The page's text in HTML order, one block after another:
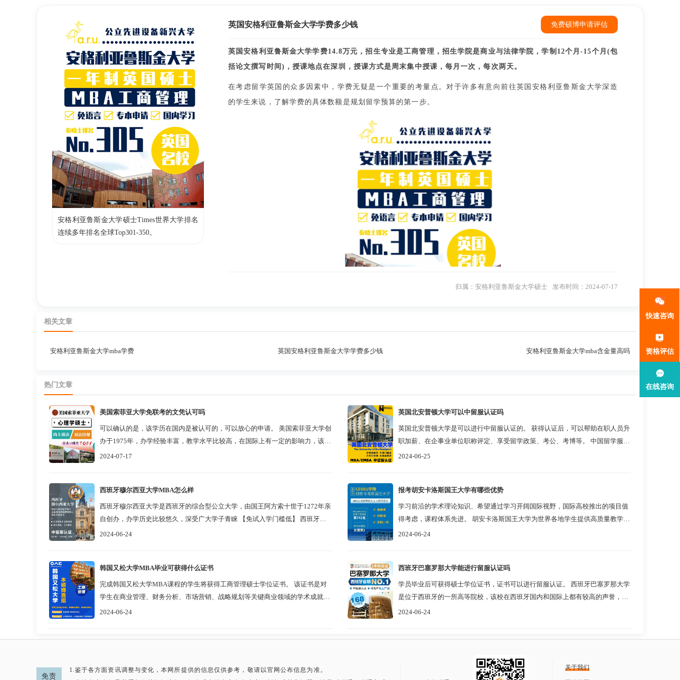
英国安格利亚鲁斯金大学学费多少钱 免费硕博申请评估
英国安格利亚鲁斯金大学学费14.8万元，招生专业是工商管理，招生学院是商业与法律学院，学制12个月-15个月(包
括论文撰写时间)，授课地点在深圳，授课方式是周末集中授课，每月一次，每次两天。
在考虑留学英国的众多因素中，学费无疑是一个重要的考量点。对于许多有意向前往英国安格利亚鲁斯金大学深造
的学生来说，了解学费的具体数额是规划留学预算的第一步。
较大数额的现金可能会存在一定的安全风险，具体缴费地点以院校通知为准。
2、信用卡：学生可以使用信用卡进行学费支付。信用卡支付通常快捷方便，大部分主流信用卡品牌都被接受。信用
卡支付还可能为学生提供额外的消费保护。
3、教育分期：为了帮助学生减轻经济压力，剑桥安格利亚鲁斯金大学可能提供教育分期付款服务。学生可以选择将
4、银行转账汇款：学生还可以通过银行转账的方式支付学费。这种方式需要学生提供转账的收据作为缴费凭证，以
确保学校能够及时准确地记录学生的缴费情况。
其他费用
1、额外费用：除了学费之外，学生可能还需要支付一些与学习相关的额外费用，例如书本费、材料费，或者参加短
2、生活费用：留学的另一项主要费用是生活费用，包括住宿、餐饮、旅行和通信等。
3、奖学金资助：该校还为国际学生提供了一系列的奖学金机会，以帮助他们减轻经济负担，具体的奖学金申请条件
发布时间：2024-07-17
归属： 安格利亚鲁斯金大学硕士
安格利亚鲁斯金大学硕士Times世界大学排名
连续多年排名全球Top301-350。
相关文章
安格利亚鲁斯金大学mba学费 英国安格利亚鲁斯金大学学费多少钱 安格利亚鲁斯金大学mba含金量高吗
热门文章
美国索菲亚大学免联考的文凭认可吗
可以确认的是，该学历在国内是被认可的，可以放心的申请。 美国索菲亚大学创
办于1975年，办学经验丰富，教学水平比较高，在国际上有一定的影响力，该校
推出的国际硕士采用审核制入学，免...
2024-07-17
英国北安普顿大学可以中留服认证吗
英国北安普顿大学是可以进行中留服认证的。 获得认证后，可以帮助在职人员升
职加薪、在企事业单位职称评定、享受留学政策、考公、考博等。 中国留学服务
中心（简称中留服）是教育部直属事...
2024-06-25
西班牙穆尔西亚大学MBA怎么样
西班牙穆尔西亚大学是西班牙的综合型公立大学，由国王阿方索十世于1272年亲
自创办，办学历史比较悠久，深受广大学子青睐 【免试入学门槛低】 西班牙穆
尔西亚大学MBA的报考方式...
2024-06-24
报考胡安卡洛斯国王大学有哪些优势
学习前沿的学术理论知识、希望通过学习开阔国际视野，国际高校推出的项目值
得考虑，课程体系先进。 胡安卡洛斯国王大学为世界各地学生提供高质量教学项
目，共享庞大的校友资源。 胡安卡洛...
2024-06-24
韩国又松大学MBA毕业可获得什么证书
完成韩国又松大学MBA课程的学生将获得工商管理硕士学位证书。 该证书是对
学生在商业管理、财务分析、市场营销、战略规划等关键商业领域的学术成就的
认可，而且该校在中国留学网认证院校里...
2024-06-24
西班牙巴塞罗那大学能进行留服认证吗
学员毕业后可获得硕士学位证书，证书可以进行留服认证。 西班牙巴塞罗那大学
是位于西班牙的一所高等院校，该校在西班牙国内和国际上都有较高的声誉，并
且在学术、研究和文化领域都有较为卓越...
2024-06-24
免责
1.鉴于各方面资讯调整与变化，本网所提供的信息仅供参考，敬请以官网公布信息为准。
关于我们
快速咨询
资格评估
在线咨询